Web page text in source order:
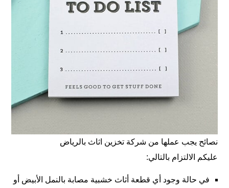
نصائح يجب عملها من شركة تخزين اثاث بالرياض
عليكم الالتزام بالتالي:
في حالة وجود أي قطعة أثاث خشبية مصابة بالنمل الأبيض أو